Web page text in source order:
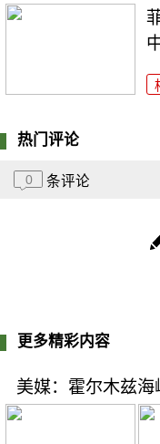
热门评论
0 条评论
更多精彩内容
美媒：霍尔木兹海